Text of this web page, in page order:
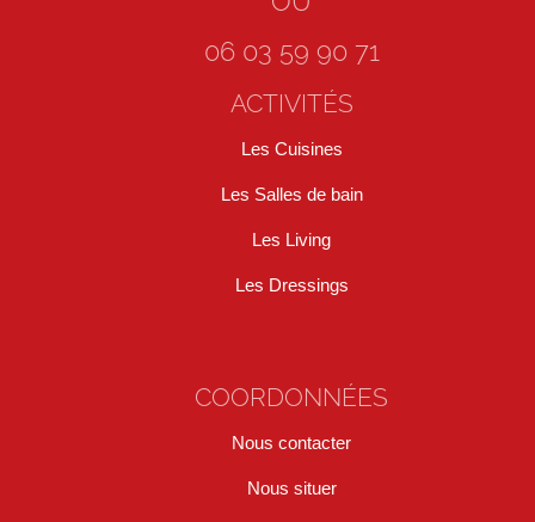
06 03 59 90 71
ACTIVITÉS
Les Cuisines
Les Salles de bain
Les Living
Les Dressings
COORDONNÉES
Nous contacter
Nous situer